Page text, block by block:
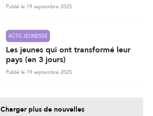
Publié le 19 septembre 2025
ACTU JEUNESSE
Les jeunes qui ont transformé leur
pays (en 3 jours)
Publié le 19 septembre 2025
Charger plus de nouvelles